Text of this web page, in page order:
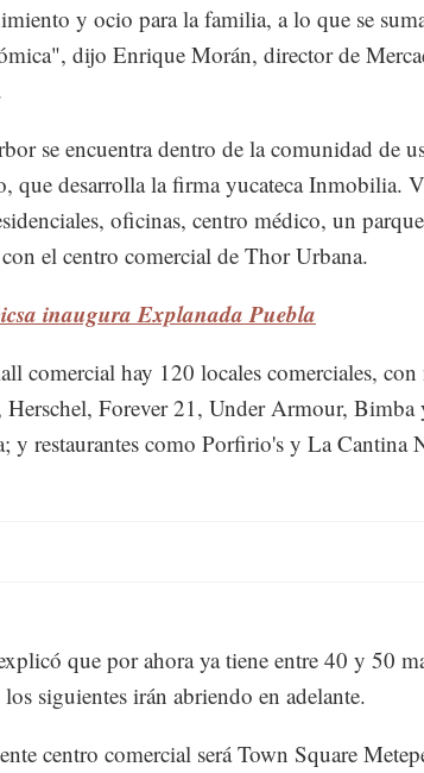
y ocio para la familia, a lo que se
dijo Enrique Morán, director de
se encuentra dentro de la comunidad de
que desarrolla la firma yucateca Inmobilia.
oficinas, centro médico, un
el centro comercial de Thor Urbana.
inaugura Explanada Puebla
comercial hay 120 locales comerciales, con
Herschel, Forever 21, Under Armour,
y restaurantes como Porfirio's y La Cantina
que por ahora ya tiene entre 40 y 50
siguientes irán abriendo en adelante.
centro comercial será Town Square